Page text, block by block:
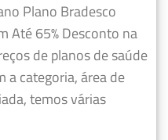
Plano Bradesco
Até 65% Desconto na
de planos de saúde
a categoria, área de
temos várias